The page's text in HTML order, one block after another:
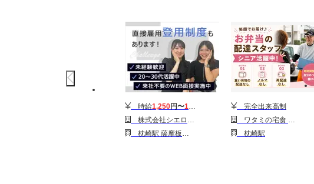
時給1,250円〜1,300
株式会社シエロ_鹿児島県【携帯キャ】ソフトバンク枕崎/AF5
枕崎駅 薩摩板敷駅
完全出来高制
ワタミの宅食 鹿児島枕崎営業所(宅配/業務委託/シニア向け)
枕崎駅